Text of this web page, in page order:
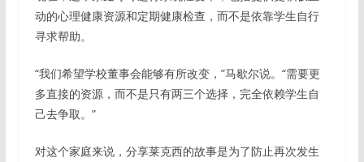
动的心理健康资源和定期健康检查，而不是依靠学生自行
寻求帮助。
“我们希望学校董事会能够有所改变，”马歇尔说。“需要更
多直接的资源，而不是只有两三个选择，完全依赖学生自
己去争取。”
对这个家庭来说，分享莱克西的故事是为了防止再次发生